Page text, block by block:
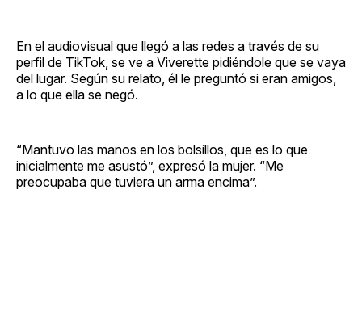
En el audiovisual que llegó a las redes a través de su
perfil de TikTok, se ve a Viverette pidiéndole que se vaya
del lugar. Según su relato, él le preguntó si eran amigos,
a lo que ella se negó.
“Mantuvo las manos en los bolsillos, que es lo que
inicialmente me asustó”, expresó la mujer. “Me
preocupaba que tuviera un arma encima”.